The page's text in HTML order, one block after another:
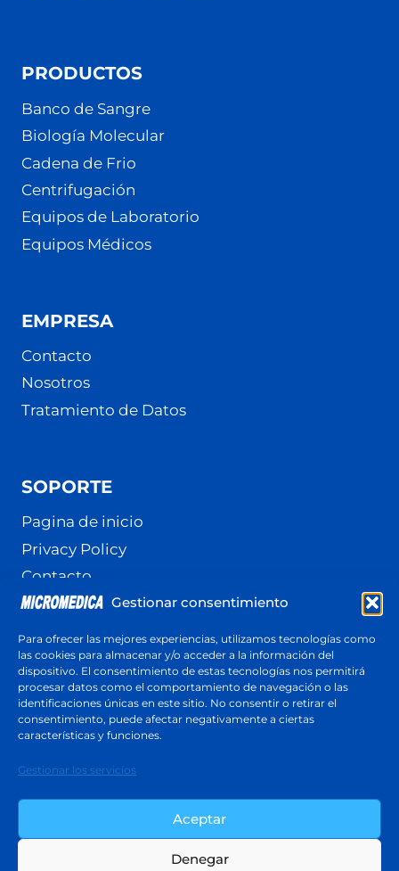
Gestionar consentimiento
Para ofrecer las mejores experiencias, utilizamos tecnologías como
las cookies para almacenar y/o acceder a la información del
dispositivo. El consentimiento de estas tecnologías nos permitirá
procesar datos como el comportamiento de navegación o las
identificaciones únicas en este sitio. No consentir o retirar el
consentimiento, puede afectar negativamente a ciertas
características y funciones.
Gestionar los servicios
Aceptar
Denegar
PRODUCTOS
Banco de Sangre
Biología Molecular
Cadena de Frio
Centrifugación
Equipos de Laboratorio
Equipos Médicos
EMPRESA
Contacto
Nosotros
Tratamiento de Datos
SOPORTE
Pagina de inicio
Privacy Policy
Contacto
Terminos y Condiciones
Cotización
Respuesta en menos de 24 horas